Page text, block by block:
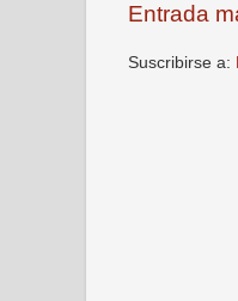
Entrada
Suscribirse a: